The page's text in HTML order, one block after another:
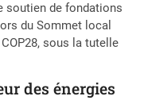
soutien de fondations
du Sommet local
sous la tutelle
des énergies